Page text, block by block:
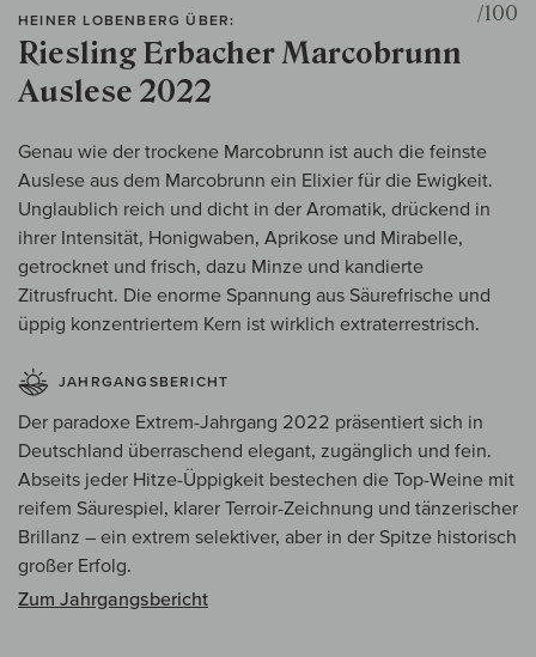
HEINER LOBENBERG ÜBER:
Riesling Erbacher Marcobrunn
Auslese 2022
/100
Genau wie der trockene Marcobrunn ist auch die feinste
Auslese aus dem Marcobrunn ein Elixier für die Ewigkeit.
Unglaublich reich und dicht in der Aromatik, drückend in
ihrer Intensität, Honigwaben, Aprikose und Mirabelle,
getrocknet und frisch, dazu Minze und kandierte
Zitrusfrucht. Die enorme Spannung aus Säurefrische und
üppig konzentriertem Kern ist wirklich extraterrestrisch.
JAHRGANGSBERICHT
Der paradoxe Extrem-Jahrgang 2022 präsentiert sich in
Deutschland überraschend elegant, zugänglich und fein.
Abseits jeder Hitze-Üppigkeit bestechen die Top-Weine mit
reifem Säurespiel, klarer Terroir-Zeichnung und tänzerischer
Brillanz – ein extrem selektiver, aber in der Spitze historisch
großer Erfolg.
Zum Jahrgangsbericht